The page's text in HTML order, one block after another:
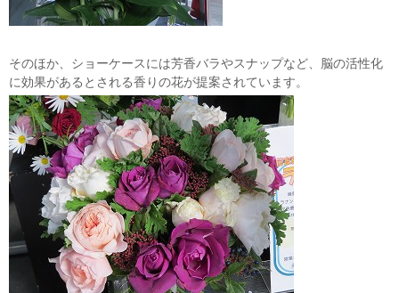
そのほか、ショーケースには芳香バラやスナップなど、脳の活性化
に効果があるとされる香りの花が提案されています。